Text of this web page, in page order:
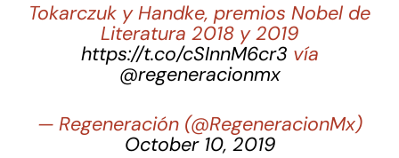
Tokarczuk y Handke, premios Nobel de
Literatura 2018 y 2019
https://t.co/cSInnM6cr3 vía
@regeneracionmx
— Regeneración (@RegeneracionMx)
October 10, 2019